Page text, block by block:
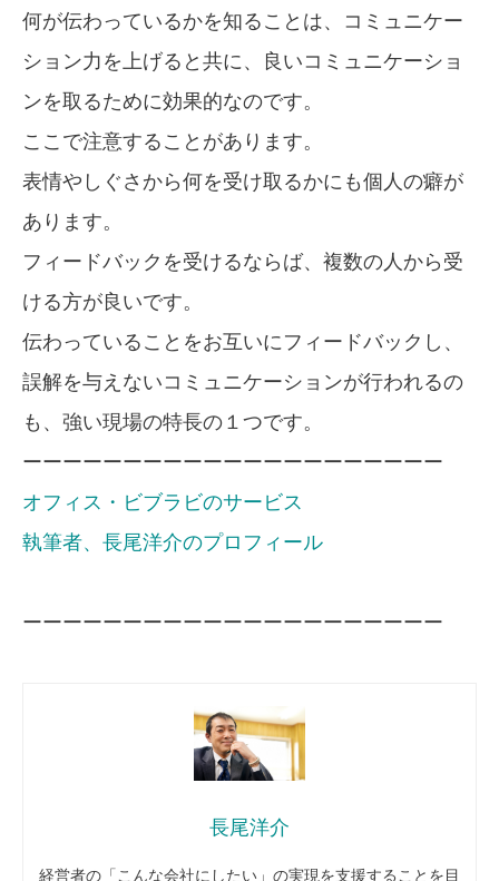
何が伝わっているかを知ることは、コミュニケー
ション力を上げると共に、良いコミュニケーショ
ンを取るために効果的なのです。
ここで注意することがあります。
表情やしぐさから何を受け取るかにも個人の癖が
あります。
フィードバックを受けるならば、複数の人から受
ける方が良いです。
伝わっていることをお互いにフィードバックし、
誤解を与えないコミュニケーションが行われるの
も、強い現場の特長の１つです。
ーーーーーーーーーーーーーーーーーーーーー
オフィス・ビブラビのサービス
執筆者、長尾洋介のプロフィール
ーーーーーーーーーーーーーーーーーーーーー
長尾洋介
経営者の「こんな会社にしたい」の実現を支援することを目